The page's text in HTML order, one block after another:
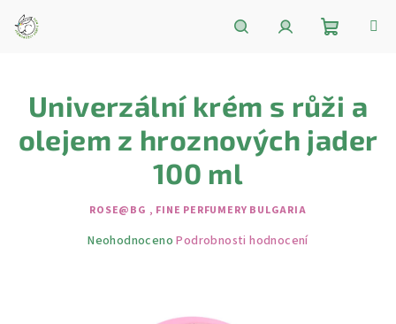
obsah
košík
Univerzální krém s růži a
olejem z hroznových jader
100 ml
ROSE@BG , FINE PERFUMERY BULGARIA
Průměrné
Neohodnoceno Podrobnosti hodnocení